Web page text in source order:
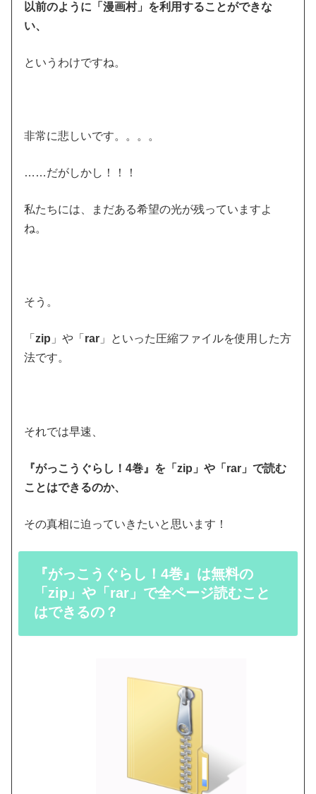
以前のように「漫画村」を利用することができな
い、
というわけですね。
非常に悲しいです。。。。
……だがしかし！！！
私たちには、まだある希望の光が残っていますよ
ね。
そう。
「zip 」や「 rar 」といった圧縮ファイルを使用した方
法です。
それでは早速、
『がっこうぐらし！4巻』を「zip」や「rar」で読む
ことはできるのか、
その真相に迫っていきたいと思います！
『がっこうぐらし！4巻』は無料の
「zip」や「rar」で全ページ読むこと
はできるの？